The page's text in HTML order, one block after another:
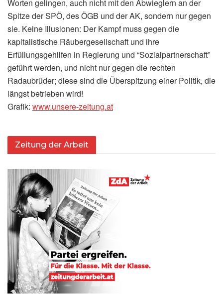
Worten gelingen, auch nicht mit den Abwieglern an der
Spitze der SPÖ, des ÖGB und der AK, sondern nur gegen
sie. Keine Illusionen: Der Kampf muss gegen die
kapitalistische Räubergesellschaft und ihre
Erfüllungsgehilfen in Regierung und “Sozialpartnerschaft”
geführt werden, und nicht nur gegen die rechten
Radaubrüder; diese sind die Überspitzung einer Politik, die
längst betrieben wird!
Grafik: www​.unsere​-zeitung​.at
Zeitung der Arbeit